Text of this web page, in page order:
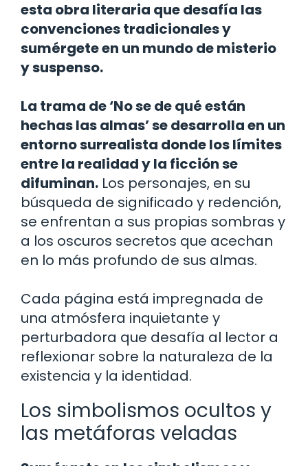
esta obra literaria que desafía las
convenciones tradicionales y
sumérgete en un mundo de misterio
y suspenso.
La trama de ‘No se de qué están
hechas las almas’ se desarrolla en un
entorno surrealista donde los límites
entre la realidad y la ficción se
difuminan. Los personajes, en su
búsqueda de significado y redención,
se enfrentan a sus propias sombras y
a los oscuros secretos que acechan
en lo más profundo de sus almas.
Cada página está impregnada de
una atmósfera inquietante y
perturbadora que desafía al lector a
reflexionar sobre la naturaleza de la
existencia y la identidad.
Los simbolismos ocultos y
las metáforas veladas